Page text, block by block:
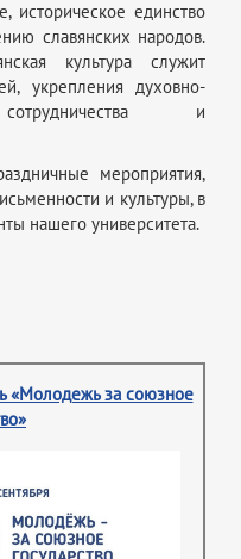
историческое единство
славянских народов.
культура служит
укрепления духовно-
сотрудничества и
мероприятия,
и культуры, в
нашего университета.
«Молодежь за союзное